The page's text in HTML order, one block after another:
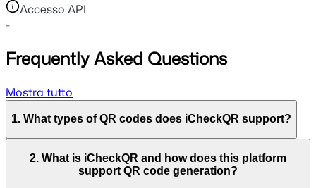
Accesso API
-
Frequently Asked Questions
Mostra tutto
1. What types of QR codes does iCheckQR support?
2. What is iCheckQR and how does this platform
support QR code generation?